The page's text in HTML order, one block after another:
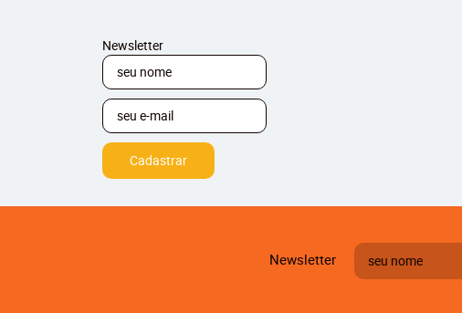
Newsletter
Cadastrar
Newsletter